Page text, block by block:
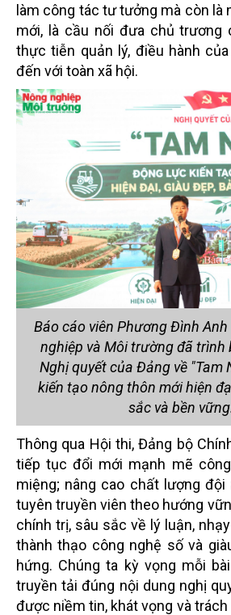
làm công tác tư tưởng mà còn là
mới, là cầu nối đưa chủ trương
thực tiễn quản lý, điều hành
đến với toàn xã hội.
Báo cáo viên Phương Đình
nghiệp và Môi trường đã trình
Nghị quyết của Đảng về "Tam
kiến tạo nông thôn mới hiện
sắc và bền
Thông qua Hội thi, Đảng bộ
tiếp tục đổi mới mạnh mẽ
miệng; nâng cao chất lượng đội
tuyên truyền viên theo hướng
chính trị, sâu sắc về lý luận,
thành thạo công nghệ số và
hứng. Chúng ta kỳ vọng mỗi
truyền tải đúng nội dung nghị
được niềm tin, khát vọng và